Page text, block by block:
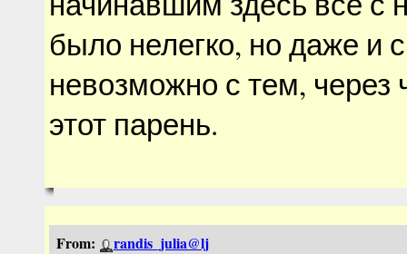
было нелегко, но даже и
невозможно с тем, через
этот парень.
From:
randis_julia@lj